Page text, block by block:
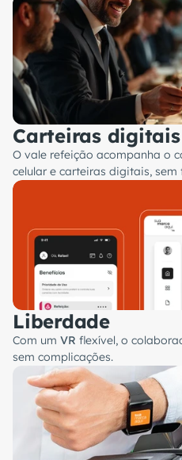
Carteiras digitais
O vale refeição acompanha o
celular e carteiras digitais,
Liberdade
Com um VR flexível, o
sem complicações.